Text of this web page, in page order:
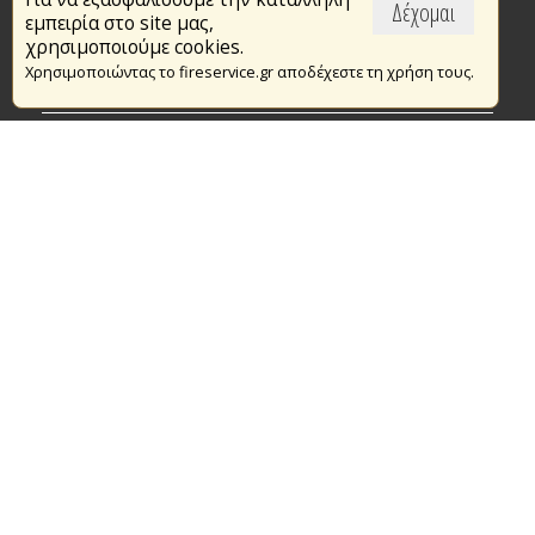
Δέχομαι
εμπειρία στο site μας,
χρησιμοποιούμε cookies.
Χρησιμοποιώντας το fireservice.gr αποδέχεστε τη χρήση τους.
Το Πυροσβεστικό Σώμα